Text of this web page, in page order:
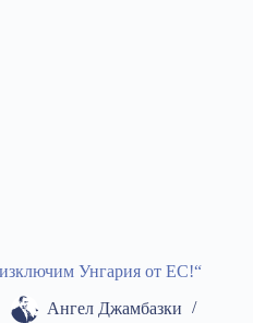
Унгария от ЕС!“
Ангел Джамбазки